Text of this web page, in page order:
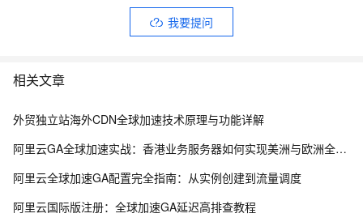
我要提问
相关文章
外贸独立站海外CDN全球加速技术原理与功能详解
阿里云GA全球加速实战：香港业务服务器如何实现美洲与欧洲全地域加速
阿里云全球加速GA配置完全指南：从实例创建到流量调度
阿里云国际版注册：全球加速GA延迟高排查教程